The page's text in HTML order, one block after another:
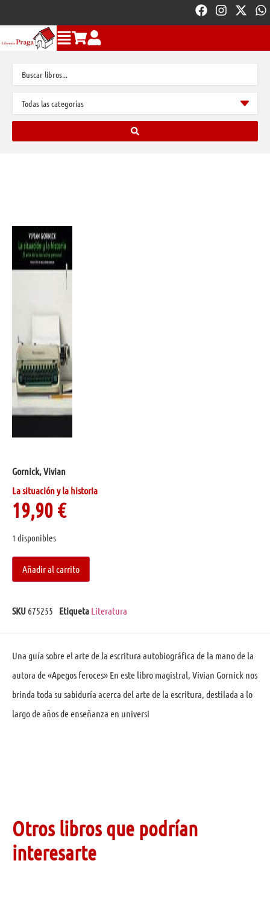
Gornick, Vivian
La situación y la historia
19,90€
1 disponibles
Añadir al carrito
SKU 675255 Etiqueta Literatura
Una guía sobre el arte de la escritura autobiográfica de la mano de la
autora de «Apegos feroces» En este libro magistral, Vivian Gornick nos
brinda toda su sabiduría acerca del arte de la escritura, destilada a lo
largo de años de enseñanza en universi
Otros libros que podrían
interesarte